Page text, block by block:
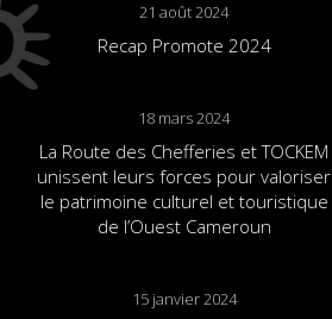
21 août 2024
Recap Promote 2024
18 mars 2024
La Route des Chefferies et TOCKEM
unissent leurs forces pour valoriser
le patrimoine culturel et touristique
de l’Ouest Cameroun
15 janvier 2024